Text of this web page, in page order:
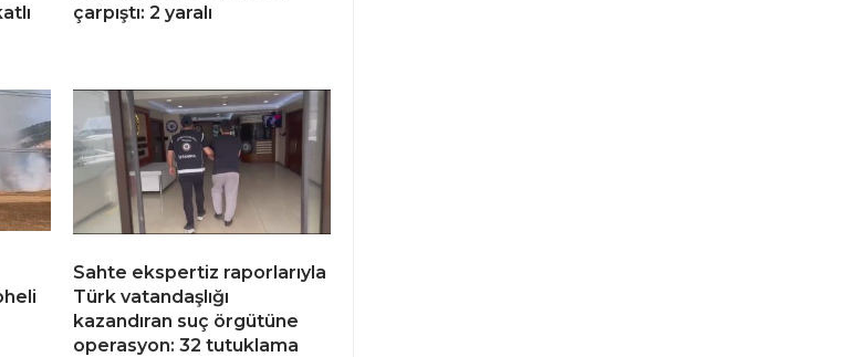
çarpıştı: 2 yaralı
Sahte ekspertiz raporlarıyla
Türk vatandaşlığı
kazandıran suç örgütüne
operasyon: 32 tutuklama